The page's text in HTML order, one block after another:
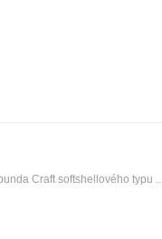
Craft softshellového typu ..